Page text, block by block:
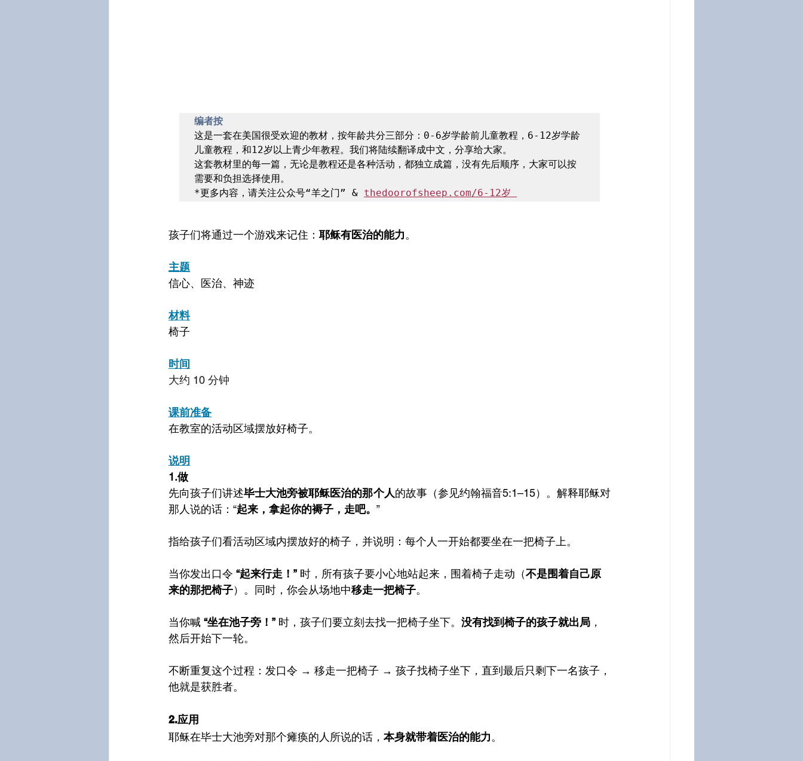
编者按
这是一套在美国很受欢迎的教材，按年龄共分三部分：0-6岁学龄前儿童教程，6-12岁学龄
儿童教程，和12岁以上青少年教程。我们将陆续翻译成中文，分享给大家。
这套教材里的每一篇，无论是教程还是各种活动，都独立成篇，没有先后顺序，大家可以按
需要和负担选择使用。
*更多内容，请关注公众号“羊之门” & thedoorofsheep.com/6-12岁
孩子们将通过一个游戏来记住：耶稣有医治的能力。
主题
信心、医治、神迹
材料
椅子
时间
大约 10 分钟
课前准备
在教室的活动区域摆放好椅子。
说明
1.做
先向孩子们讲述毕士大池旁被耶稣医治的那个人的故事（参见约翰福音5:1–15）。解释耶稣对
那人说的话：“起来，拿起你的褥子，走吧。 ”
指给孩子们看活动区域内摆放好的椅子，并说明：每个人一开始都要坐在一把椅子上。
当你发出口令 “起来行走！” 时，所有孩子要小心地站起来，围着椅子走动（不是围着自己原
来的那把椅子）。同时，你会从场地中移走一把椅子。
当你喊 “坐在池子旁！” 时，孩子们要立刻去找一把椅子坐下。 没有找到椅子的孩子就出局 ，
然后开始下一轮。
不断重复这个过程：发口令 → 移走一把椅子 → 孩子找椅子坐下，直到最后只剩下一名孩子，
他就是获胜者。
2.应用
耶稣在毕士大池旁对那个瘫痪的人所说的话， 本身就带着医治的能力。